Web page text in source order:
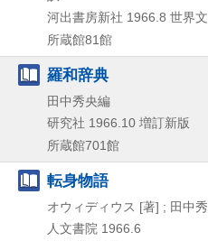
河出書房新社 1966.8 世界
所蔵館81館
羅和辞典
田中秀央編
研究社 1966.10 増訂新版
所蔵館701館
転身物語
オウィディウス [著] ; 田中
人文書院 1966.6